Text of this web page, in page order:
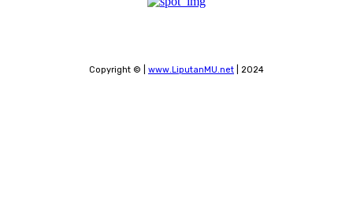
Copyright © | www.LiputanMU.net | 2024